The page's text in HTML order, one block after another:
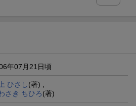
年07月21日頃
ひさし(著) ,
さき ちひろ(著)